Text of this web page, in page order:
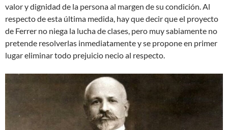
valor y dignidad de la persona al margen de su condición. Al
respecto de esta última medida, hay que decir que el proyecto
de Ferrer no niega la lucha de clases, pero muy sabiamente no
pretende resolverlas inmediatamente y se propone en primer
lugar eliminar todo prejuicio necio al respecto.